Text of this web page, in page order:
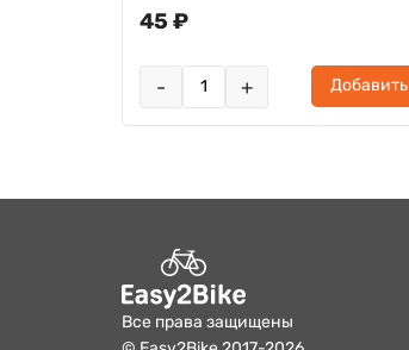
45 ₽
- + Добавить
Все права защищены